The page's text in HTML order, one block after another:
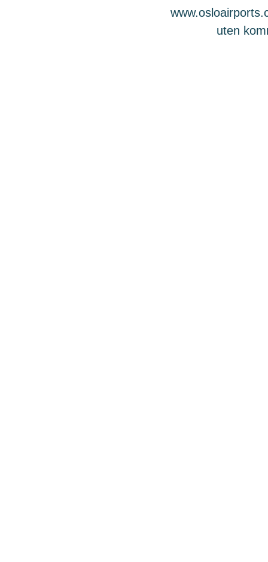
uten